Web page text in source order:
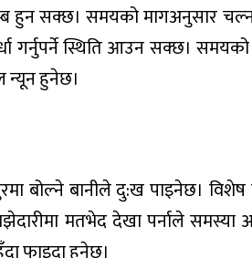
हुन सक्छ। समयको मागअनुसार
गर्नुपर्ने स्थिति आउन सक्छ।
न्यून हुनेछ।
बोल्ने बानीले दु:ख पाइनेछ। विशेष
मतभेद देखा पर्नाले